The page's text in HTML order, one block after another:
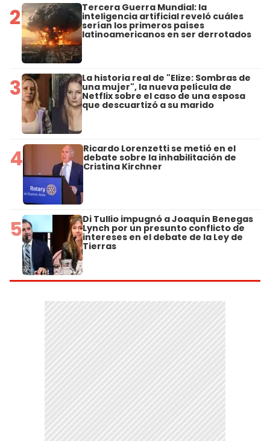
2 Tercera Guerra Mundial: la
inteligencia artificial reveló cuáles
serían los primeros países
latinoamericanos en ser derrotados
3 La historia real de "Elize: Sombras de
una mujer", la nueva película de
Netflix sobre el caso de una esposa
que descuartizó a su marido
4 Ricardo Lorenzetti se metió en el
debate sobre la inhabilitación de
Cristina Kirchner
5 Di Tullio impugnó a Joaquín Benegas
Lynch por un presunto conflicto de
intereses en el debate de la Ley de
Tierras